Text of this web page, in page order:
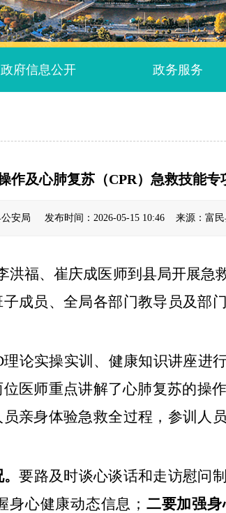
政府信息公开 政务服务
作及心肺复苏（CPR）急救技能
公安局 发布时间：2026-05-15 10:46 来源：富民
洪福、崔庆成医师到县局开展急
成员、全局各部门教导员及部
理论实操实训、健康知识讲座进
医师重点讲解了心肺复苏的操
亲身体验急救全过程，参训人
。要路及时谈心谈话和走访慰问
心健康动态信息； 二要加强身